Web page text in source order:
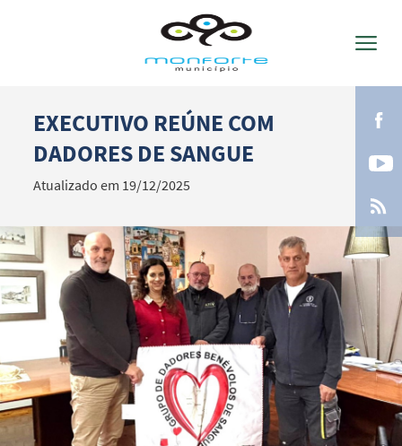
Termo de Pesquisa
Categorias gerais
Filtros
EXECUTIVO REÚNE COM
DADORES DE SANGUE
Atualizado em 19/12/2025